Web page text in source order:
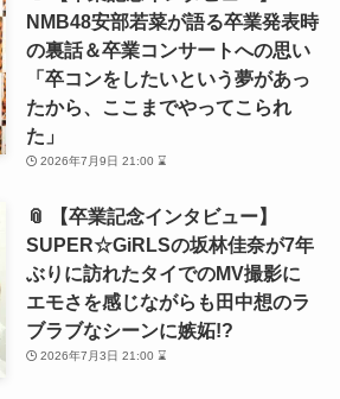
NMB48安部若菜が語る卒業発表時
の裏話＆卒業コンサートへの思い
「卒コンをしたいという夢があっ
たから、ここまでやってこられ
た」
2026年7月9日 21:00 ⌛
📎 【卒業記念インタビュー】
SUPER☆GiRLSの坂林佳奈が7年
ぶりに訪れたタイでのMV撮影に
エモさを感じながらも田中想のラ
ブラブなシーンに嫉妬!?
2026年7月3日 21:00 ⌛